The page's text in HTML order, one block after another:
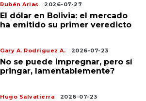
Rubén Arias 2026-07-27
El dólar en Bolivia: el mercado
ha emitido su primer veredicto
Gary A. Rodríguez A. 2026-07-23
No se puede impregnar, pero sí
pringar, lamentablemente?
Hugo Salvatierra 2026-07-23